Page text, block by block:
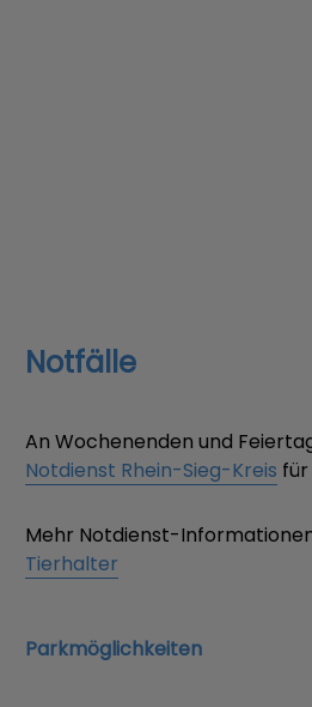
Notfälle
An Wochenenden und
Notdienst Rhein-Sieg-Kreis
Mehr Notdienst-
Tierhalter
Parkmöglichkeiten